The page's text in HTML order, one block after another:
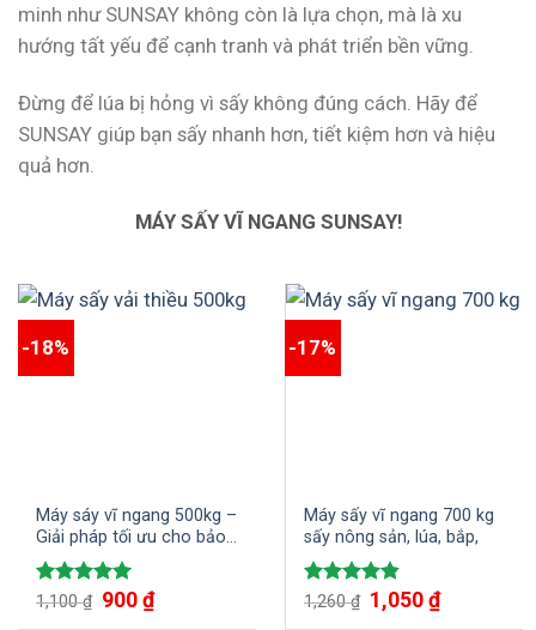
minh như SUNSAY không còn là lựa chọn, mà là xu
hướng tất yếu để cạnh tranh và phát triển bền vững.
Đừng để lúa bị hỏng vì sấy không đúng cách. Hãy để
SUNSAY giúp bạn sấy nhanh hơn, tiết kiệm hơn và hiệu
quả hơn.
MÁY SẤY VĨ NGANG SUNSAY!
-18%
Máy sáy vĩ ngang 500kg –
Giải pháp tối ưu cho bảo
quản nông sản
Được xếp
1,100₫ 900₫
-17%
Máy sấy vĩ ngang 700 kg
sấy nông sản, lúa, bắp,
Được xếp
4.80
1,260₫ 1,050₫